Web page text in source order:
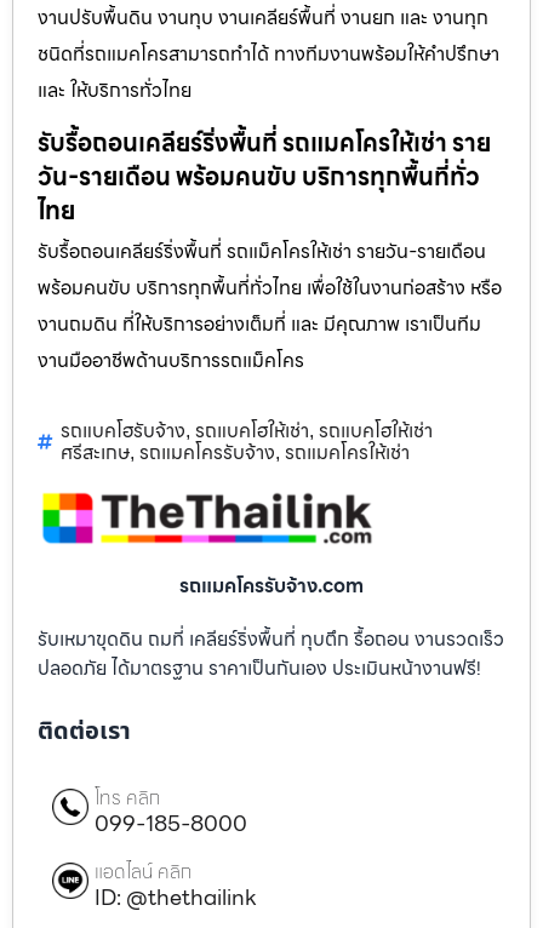
งานปรับพื้นดิน งานทุบ งานเคลียร์พื้นที่ งานยก และ งานทุก
ชนิดที่รถแมคโครสามารถทำได้ ทางทีมงานพร้อมให้คำปรึกษา
และ ให้บริการทั่วไทย
รับรื้อถอนเคลียร์ริ่งพื้นที่ รถแมคโครให้เช่า ราย
วัน-รายเดือน พร้อมคนขับ บริการทุกพื้นที่ทั่ว
ไทย
รับรื้อถอนเคลียร์ริ่งพื้นที่ รถแม็คโครให้เช่า รายวัน-รายเดือน
พร้อมคนขับ บริการทุกพื้นที่ทั่วไทย เพื่อใช้ในงานก่อสร้าง หรือ
งานถมดิน ที่ให้บริการอย่างเต็มที่ และ มีคุณภาพ เราเป็นทีม
งานมืออาชีพด้านบริการรถแม็คโคร
รถแบคโฮรับจ้าง, รถแบคโฮให้เช่า, รถแบคโฮให้เช่า
ศรีสะเกษ, รถแมคโครรับจ้าง, รถแมคโครให้เช่า
รถแมคโครรับจ้าง.com
รับเหมาขุดดิน ถมที่ เคลียร์ริ่งพื้นที่ ทุบตึก รื้อถอน งานรวดเร็ว
ปลอดภัย ได้มาตรฐาน ราคาเป็นกันเอง ประเมินหน้างานฟรี!
ติดต่อเรา
โทร คลิก
099-185-8000
แอดไลน์ คลิก
ID: @thethailink